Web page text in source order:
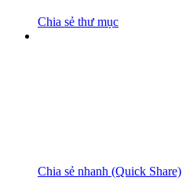
Chia sẻ thư mục
Chia sẻ nhanh (Quick Share)